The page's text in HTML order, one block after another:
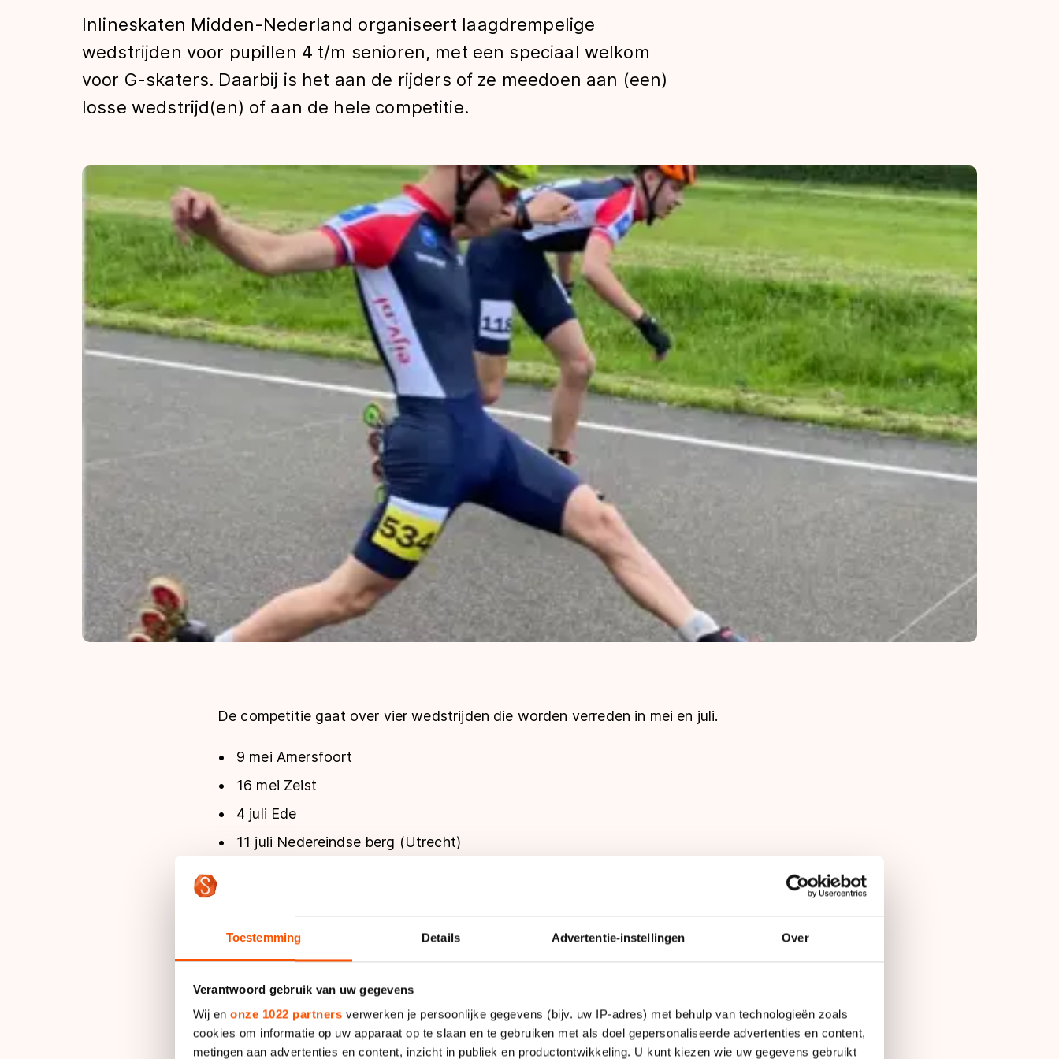
Toestemming Details Advertentie-instellingen Over
Verantwoord gebruik van uw gegevens
Wij en onze 1022 partners verwerken je persoonlijke gegevens (bijv. uw IP-adres) met behulp van technologieën zoals
cookies om informatie op uw apparaat op te slaan en te gebruiken met als doel gepersonaliseerde advertenties en content,
metingen aan advertenties en content, inzicht in publiek en productontwikkeling. U kunt kiezen wie uw gegevens gebruikt
Tijden & historie
De weg op
Olympische Spelen
Inlineskaten Midden-Nederland organiseert laagdrempelige
wedstrijden voor pupillen 4 t/m senioren, met een speciaal welkom
voor G-skaters. Daarbij is het aan de rijders of ze meedoen aan (een)
losse wedstrijd(en) of aan de hele competitie.
De competitie gaat over vier wedstrijden die worden verreden in mei en juli.
9 mei Amersfoort
16 mei Zeist
4 juli Ede
11 juli Nedereindse berg (Utrecht)
Op het programma staan: flying lap, 500m series/finale, puntenkoers en voor de jongsten een
Flyer